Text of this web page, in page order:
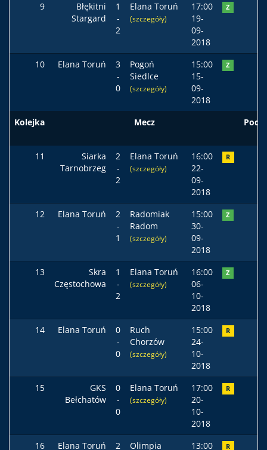
9
Błękitni
Stargard
1
-
2
Elana Toruń
(szczegóły)
17:00
19-
09-
2018
Z
10 Elana Toruń
3
-
0
Pogoń
Siedlce
(szczegóły)
15:00
15-
09-
2018
Z
Kolejka Mecz Podst
11
Siarka
Tarnobrzeg
2
-
2
Elana Toruń
(szczegóły)
16:00
22-
09-
2018
R
12 Elana Toruń
2
-
1
Radomiak
Radom
(szczegóły)
15:00
30-
09-
2018
Z
13
Skra
Częstochowa
1
-
2
Elana Toruń
(szczegóły)
16:00
06-
10-
2018
Z
14 Elana Toruń
0
-
0
Ruch
Chorzów
(szczegóły)
15:00
24-
10-
2018
R
15
GKS
Bełchatów
0
-
0
Elana Toruń
(szczegóły)
17:00
20-
10-
2018
R
16 Elana Toruń 2 Olimpia 13:00 R